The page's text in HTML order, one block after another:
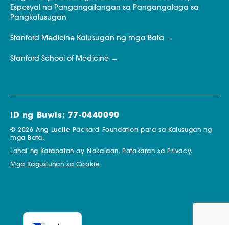
Espesyal na Pangangailangan sa Pangangalaga sa
Pangkalusugan
Stanford Medicine Kalusugan ng mga Bata
Stanford School of Medicine
ID ng Buwis: 77-0440090
© 2026 Ang Lucile Packard Foundation para sa Kalusugan ng
mga Bata.
Lahat ng Karapatan ay Nakalaan. Patakaran sa Privacy.
Mga Kagustuhan sa Cookie